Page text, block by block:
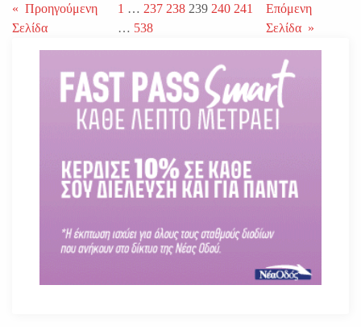
« Προηγούμενη
Σελίδα
1 … 237 238 239 240 241
… 538
Επόμενη
Σελίδα »